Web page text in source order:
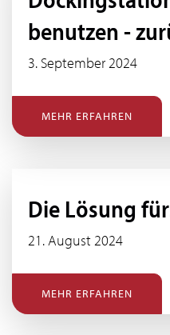
benutzen -
3. September 2024
MEHR ERFAHREN
Die Lösung
21. August 2024
MEHR ERFAHREN